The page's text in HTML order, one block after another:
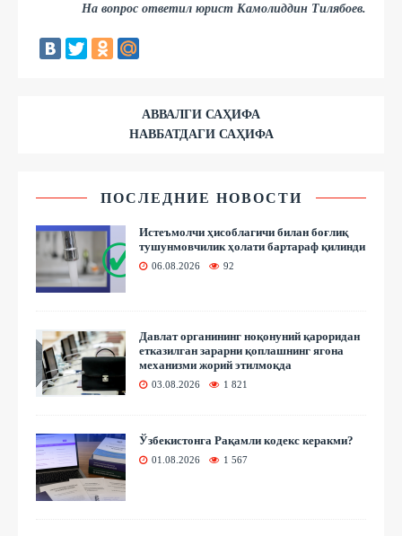
На вопрос ответил юрист Камолиддин Тилябоев.
АВВАЛГИ САҲИФА
НАВБАТДАГИ САҲИФА
ПОСЛЕДНИЕ НОВОСТИ
Истеъмолчи ҳисоблагичи билан боғлиқ
тушунмовчилик ҳолати бартараф қилинди
06.08.2026 92
Давлат органининг ноқонуний қароридан
етказилган зарарни қоплашнинг ягона
механизми жорий этилмоқда
03.08.2026 1 821
Ўзбекистонга Рақамли кодекс керакми?
01.08.2026 1 567